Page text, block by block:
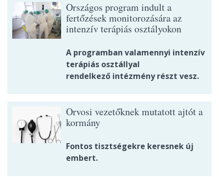
Országos program indult a
fertőzések monitorozására az
intenzív terápiás osztályokon
A programban valamennyi intenzív
terápiás osztállyal
rendelkező intézmény részt vesz.
Orvosi vezetőknek mutatott ajtót a
kormány
Fontos tisztségekre keresnek új
embert.